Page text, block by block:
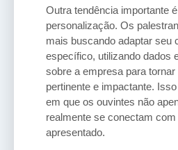
Outra tendência importante
personalização. Os
mais buscando adaptar seu
específico, utilizando dados
sobre a empresa para
pertinente e impactante.
em que os ouvintes não
realmente se conectam
apresentado.